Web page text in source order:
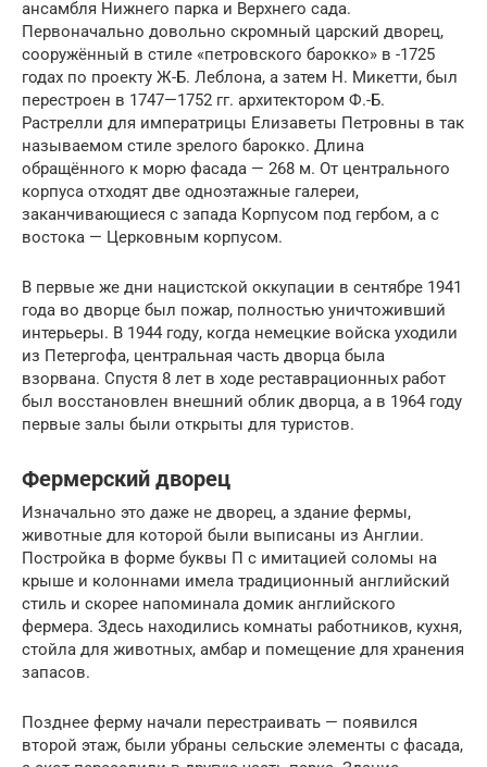
ансамбля Нижнего парка и Верхнего сада.
Первоначально довольно скромный царский дворец,
сооружённый в стиле «петровского барокко» в -1725
годах по проекту Ж-Б. Леблона, а затем Н. Микетти, был
перестроен в 1747—1752 гг. архитектором Ф.-Б.
Растрелли для императрицы Елизаветы Петровны в так
называемом стиле зрелого барокко. Длина
обращённого к морю фасада — 268 м. От центрального
корпуса отходят две одноэтажные галереи,
заканчивающиеся с запада Корпусом под гербом, а с
востока — Церковным корпусом.
В первые же дни нацистской оккупации в сентябре 1941
года во дворце был пожар, полностью уничтоживший
интерьеры. В 1944 году, когда немецкие войска уходили
из Петергофа, центральная часть дворца была
взорвана. Спустя 8 лет в ходе реставрационных работ
был восстановлен внешний облик дворца, а в 1964 году
первые залы были открыты для туристов.
Фермерский дворец
Изначально это даже не дворец, а здание фермы,
животные для которой были выписаны из Англии.
Постройка в форме буквы П с имитацией соломы на
крыше и колоннами имела традиционный английский
стиль и скорее напоминала домик английского
фермера. Здесь находились комнаты работников, кухня,
стойла для животных, амбар и помещение для хранения
запасов.
Позднее ферму начали перестраивать — появился
второй этаж, были убраны сельские элементы с фасада,